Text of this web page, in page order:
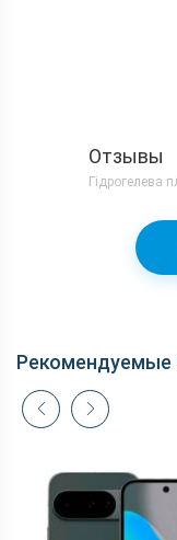
Отзывы
Гідрогелева
Рекомендуемые